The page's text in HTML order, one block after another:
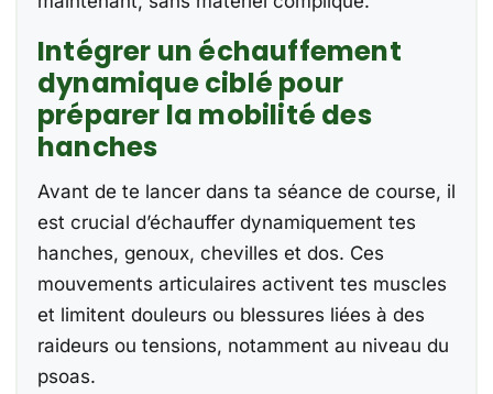
Intégrer un échauffement
dynamique ciblé pour
préparer la mobilité des
hanches
Avant de te lancer dans ta séance de course, il
est crucial d’échauffer dynamiquement tes
hanches, genoux, chevilles et dos. Ces
mouvements articulaires activent tes muscles
et limitent douleurs ou blessures liées à des
raideurs ou tensions, notamment au niveau du
psoas.